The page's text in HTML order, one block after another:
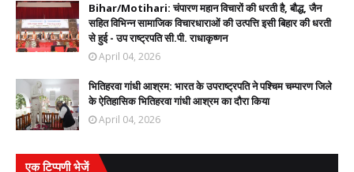
Bihar/Motihari: चंपारण महान विचारों की धरती है, बौद्ध, जैन
सहित विभिन्न सामाजिक विचारधाराओं की उत्पत्ति इसी बिहार की धरती
से हुई - उप राष्ट्रपति सी.पी. राधाकृष्णन
April 04, 2026
भितिहरवा गांधी आश्रम: भारत के उपराष्ट्रपति ने पश्चिम चम्पारण जिले
के ऐतिहासिक भितिहरवा गांधी आश्रम का दौरा किया
April 04, 2026
एक टिप्पणी भेजें